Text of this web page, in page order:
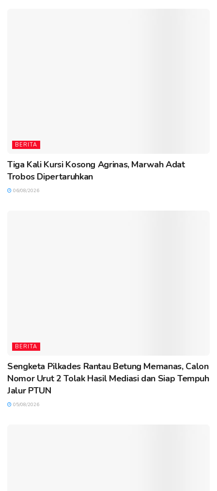
BERITA
Tiga Kali Kursi Kosong Agrinas, Marwah Adat
Trobos Dipertaruhkan
06/08/2026
BERITA
Sengketa Pilkades Rantau Betung Memanas, Calon
Nomor Urut 2 Tolak Hasil Mediasi dan Siap Tempuh
Jalur PTUN
05/08/2026